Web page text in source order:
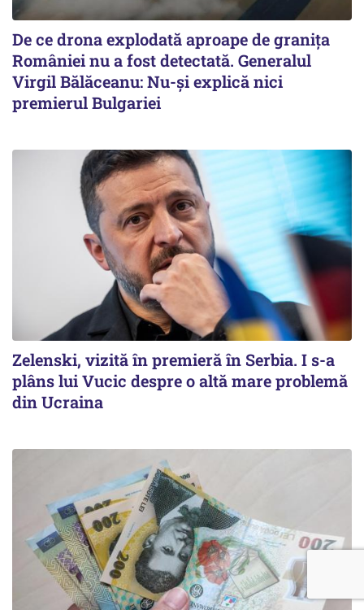
De ce drona explodată aproape de granița
României nu a fost detectată. Generalul
Virgil Bălăceanu: Nu-și explică nici
premierul Bulgariei
Zelenski, vizită în premieră în Serbia. I s-a
plâns lui Vucic despre o altă mare problemă
din Ucraina